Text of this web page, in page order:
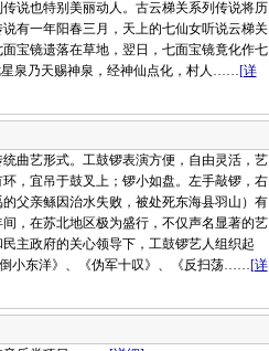
说也特别美丽动人。古云梯关系列传说将历
有一年阳春三月，天上的七仙女听说云梯关
宝镜遗落在草地，翌日，七面宝镜竟化作七
星泉乃天赐神泉，经神仙点化，村人……[详
曲艺形式。工鼓锣表演方便，自由灵活，艺
，宜吊于鼓叉上；锣小如盘。左手敲锣，右
父亲鲧因治水失败，被处死东海县羽山）有
，在苏北地区极为盛行，不仅声名显著的艺
主政府的关心领导下，工鼓锣艺人组织起
倒小东洋》、《伪军十叹》、《反扫荡……[详